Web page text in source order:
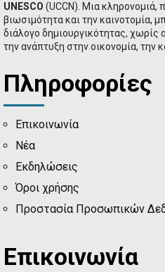
UNESCO (UCCN). Μια κληρονομιά,
βιωσιμότητα και την καινοτομία,
διάλογο δημιουργικότητας, χωρίς
την ανάπτυξη στην οικονομία, την
Πληροφορίες
Επικοινωνία
Νέα
Εκδηλώσεις
Όροι χρήσης
Προστασία Προσωπικών
Επικοινωνία